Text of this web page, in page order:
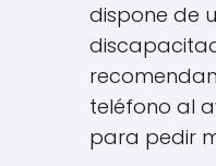
dispone de
teléfono al
para pedir